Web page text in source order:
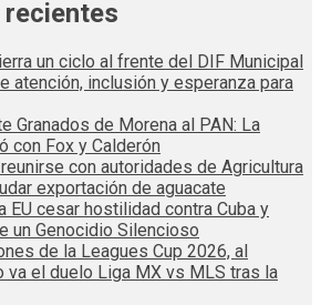
un ciclo al frente del DIF Municipal
atención, inclusión y esperanza para
Granados de Morena al PAN: La
con Fox y Calderón
con autoridades de Agricultura
exportación de aguacate
EU cesar hostilidad contra Cuba y
un Genocidio Silencioso
de la Leagues Cup 2026, al
va el duelo Liga MX vs MLS tras la